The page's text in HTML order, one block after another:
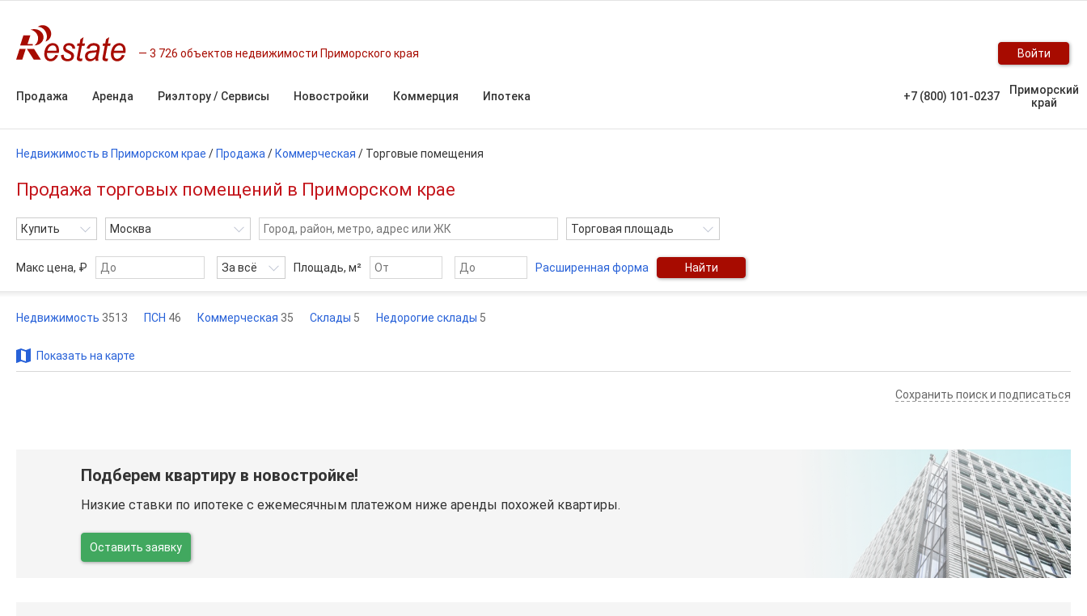
3 726 объектов недвижимости Приморского края Войти
Продажа Аренда Риэлтору / Сервисы Новостройки Коммерция Ипотека +7 (800) 101-0237
Приморский
край
Недвижимость в Приморском крае / Продажа / Коммерческая / Торговые помещения
Продажа торговых помещений в Приморском крае
Купить Москва Торговая площадь
Макс цена, ₽ За всё Площадь, м² Расширенная форма Найти
Недвижимость 3513 ПСН 46 Коммерческая 35 Склады 5 Недорогие склады 5
Показать на карте
Сохранить поиск и подписаться
Подберем квартиру в новостройке!
Низкие ставки по ипотеке с ежемесячным платежом ниже аренды похожей квартиры.
Оставить заявку